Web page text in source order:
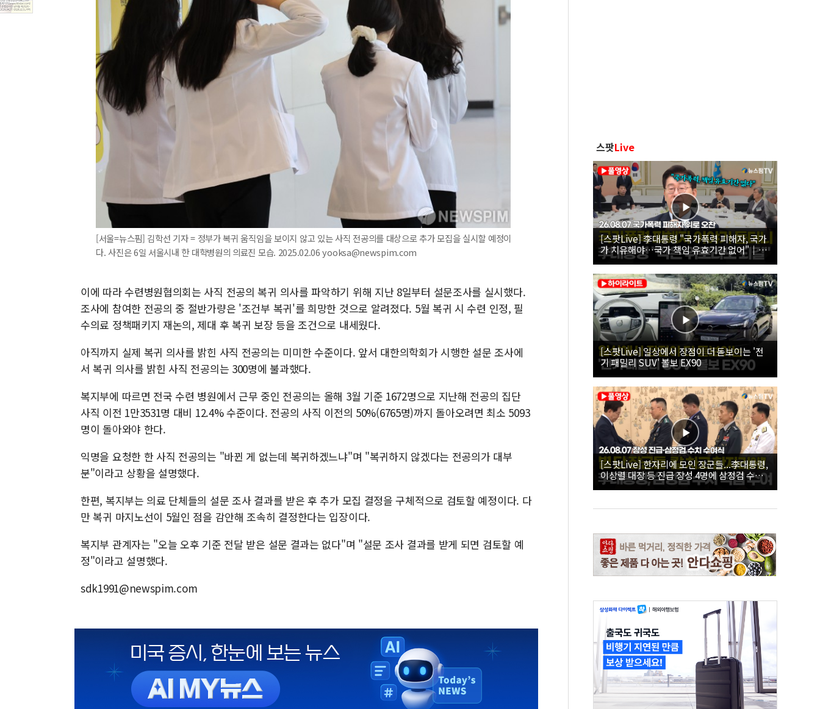
[서울=뉴스핌] 김학선 기자 = 정부가 복귀 움직임을 보이지 않고 있는 사직 전공의를 대상으로 추가 모집을 실시할 예정이
다. 사진은 6일 서울시내 한 대학병원의 의료진 모습. 2025.02.06 yooksa@newspim.com
이에 따라 수련병원협의회는 사직 전공의 복귀 의사를 파악하기 위해 지난 8일부터 설문조사를 실시했다.
조사에 참여한 전공의 중 절반가량은 '조건부 복귀'를 희망한 것으로 알려졌다. 5월 복귀 시 수련 인정, 필
수의료 정책패키지 재논의, 제대 후 복귀 보장 등을 조건으로 내세웠다.
아직까지 실제 복귀 의사를 밝힌 사직 전공의는 미미한 수준이다. 앞서 대한의학회가 시행한 설문 조사에
서 복귀 의사를 밝힌 사직 전공의는 300명에 불과했다.
복지부에 따르면 전국 수련 병원에서 근무 중인 전공의는 올해 3월 기준 1672명으로 지난해 전공의 집단
사직 이전 1만3531명 대비 12.4% 수준이다. 전공의 사직 이전의 50%(6765명)까지 돌아오려면 최소 5093
명이 돌아와야 한다.
익명을 요청한 한 사직 전공의는 "바뀐 게 없는데 복귀하겠느냐"며 "복귀하지 않겠다는 전공의가 대부
분"이라고 상황을 설명했다.
한편, 복지부는 의료 단체들의 설문 조사 결과를 받은 후 추가 모집 결정을 구체적으로 검토할 예정이다. 다
만 복귀 마지노선이 5월인 점을 감안해 조속히 결정한다는 입장이다.
복지부 관계자는 "오늘 오후 기준 전달 받은 설문 결과는 없다"며 "설문 조사 결과를 받게 되면 검토할 예
정"이라고 설명했다.
sdk1991@newspim.com
스팟Live
[스팟Live] 李대통령 "국가폭력 피해자, 국가
가 치유해야…국가 책임 유효기간 없어"｜
26.08.07 국가폭력 피해자 위로 오찬
[스팟Live] 일상에서 장점이 더 돋보이는 '전
기 패밀리 SUV' 볼보 EX90
[스팟Live] 한자리에 모인 장군들...李대통령,
이상렬 대장 등 진급 장성 4명에 삼정검 수치
직접 수여｜26.08.07 장성 진급·삼정검 수치